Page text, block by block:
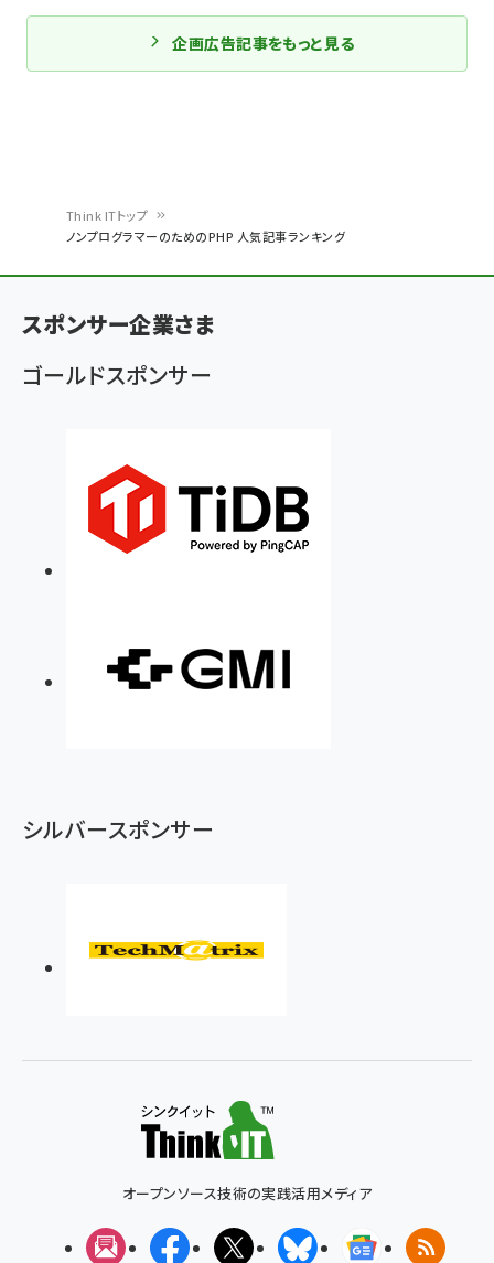
く
ず
Think ITトップ
ノンプログラマーのためのPHP 人気記事ランキング
企画広告記事をもっと見る
スポンサー企業さま
ゴールドスポンサー
シルバースポンサー
オープンソース技術の実践活用メディア
メルマガFacebookX(エックス)BlueskyGoogleニュ
RSS